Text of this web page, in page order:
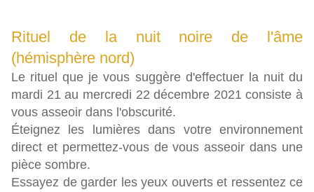
Rituel de la nuit noire de l'âme
(hémisphère nord)
Le rituel que je vous suggère d'effectuer la nuit du
mardi 21 au mercredi 22 décembre 2021 consiste à
vous asseoir dans l'obscurité.
Éteignez les lumières dans votre environnement
direct et permettez-vous de vous asseoir dans une
pièce sombre.
Essayez de garder les yeux ouverts et ressentez ce